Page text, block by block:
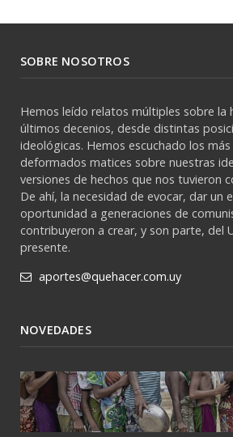
SOBRE NOSOTROS
Hemos leído relatos múltiples sobre la
últimos decenios, desde distintas
ideológicas. Hemos escuchado los
deformados matices sobre nuestras
versiones de hechos que nos tuvieron
De ahí, la necesidad de evocar, dar un
oportunidad a generaciones de
contribuyeron a crear, y son parte, del
presente.
aportes@quehacer.com.uy
NOVEDADES